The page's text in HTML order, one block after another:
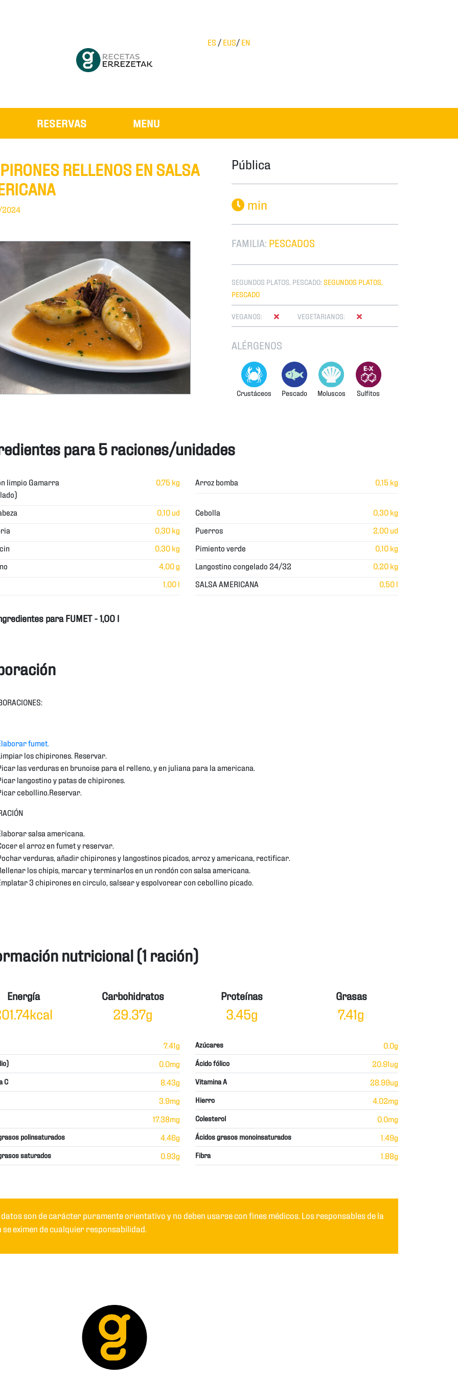
ES / EUS/ EN
RESERVAS MENU
RELLENOS EN SALSA
Pública
min
FAMILIA: PESCADOS
SEGUNDOS PLATOS, PESCADO: SEGUNDOS PLATOS,
PESCADO
VEGANOS: VEGETARIANOS:
ALÉRGENOS
Crustáceos Pescado Moluscos Sulfitos
para 5 raciones/unidades
limpio Gamarra
0,75 kg Arroz bomba 0,15 kg
0,10 ud Cebolla
0,30 kg
0,30 kg Puerros
2,00 ud
0,30 kg Pimiento verde
0,10 kg
4,00 g Langostino congelado 24/32
0,20 kg
1,00 l SALSA AMERICANA 0,50 l
para FUMET - 1,00 l
r fumet.
los chipirones. Reservar.
las verduras en brunoise para el relleno, y en juliana para la americana.
langostino y patas de chipirones.
cebollino.Reservar.
salsa americana.
el arroz en fumet y reservar.
verduras, añadir chipirones y langostinos picados, arroz y americana, rectificar.
los chipis, marcar y terminarlos en un rondón con salsa americana.
3 chipirones en circulo, salsear y espolvorear con cebollino picado.
nutricional (1 ración)
Energía Carbohidratos
29.37g
Proteínas
3.45g
Grasas
7.41g
7.41g Azúcares 0.0g
0.0mg Ácido fólico 20.91ug
C 8.43g Vitamina A 28.99ug
3.9mg Hierro 4.02mg
17.38mg Colesterol 0.0mg
polinsaturados 4.46g Ácidos grasos monoinsaturados 1.49g
saturados 0.93g Fibra 1.88g
datos son de carácter puramente orientativo y no deben usarse con fines médicos. Los responsables de la
se eximen de cualquier responsabilidad.